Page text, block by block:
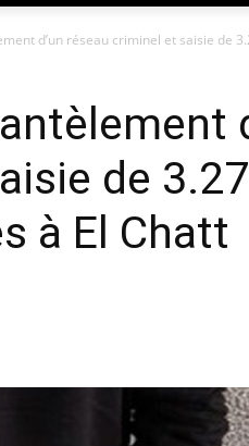
d’un réseau criminel et saisie de
de
à El Chatt